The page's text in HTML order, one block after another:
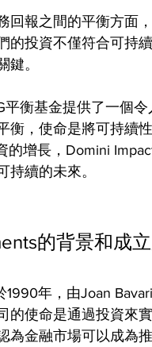
回報之間的平衡方面
的投資不僅符合可持
鍵。
平衡基金提供了一個
衡，使命是將可持續
的增長，Domini
持續的未來。
的背景和成
1990年，由Joan
的使命是通過投資來
為金融市場可以成為